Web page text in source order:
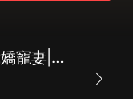
昏婚成愛：邪魅總裁嬌寵妻|霸總沙豬|現言|AI多播